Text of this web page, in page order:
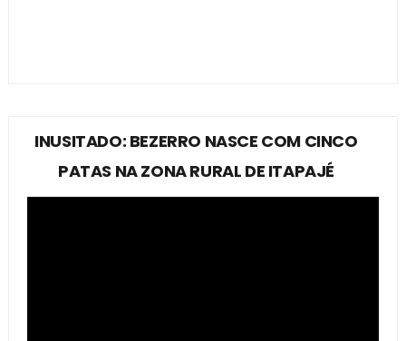
INUSITADO: BEZERRO NASCE COM CINCO
PATAS NA ZONA RURAL DE ITAPAJÉ